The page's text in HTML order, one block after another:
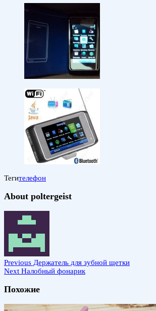
Тегителефон
About poltergeist
Previous Держатель для зубной щетки
Next Налобный фонарик
Похожие